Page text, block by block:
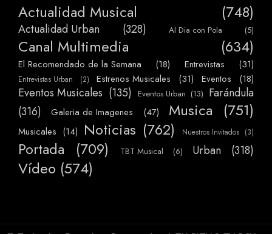
Actualidad Musical (748)
Actualidad Urban (328) Al Dia con Pola (5)
Canal Multimedia (634)
El Recomendado de la Semana (18) Entrevistas (31)
Entrevistas Urban (2) Estrenos Musicales (31) Eventos (18)
Eventos Musicales (135) Eventos Urban (13) Farándula
(316)
Galeria de Imagenes (47) Musica (751)
Musicales (14) Noticias (762) Nuestros Invitados (3)
Portada (709) TBT Musical (6) Urban (318)
Vídeo (574)